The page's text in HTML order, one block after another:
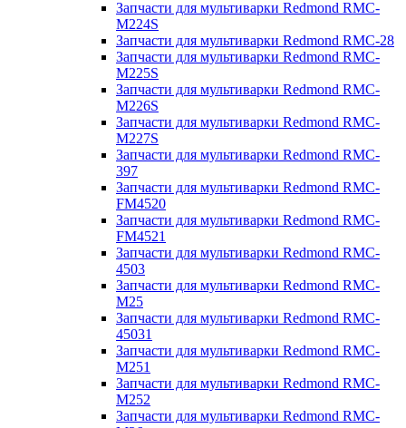
Запчасти для мультиварки Redmond RMC-
M224S
Запчасти для мультиварки Redmond RMC-28
Запчасти для мультиварки Redmond RMC-
M225S
Запчасти для мультиварки Redmond RMC-
M226S
Запчасти для мультиварки Redmond RMC-
M227S
Запчасти для мультиварки Redmond RMC-
397
Запчасти для мультиварки Redmond RMC-
FM4520
Запчасти для мультиварки Redmond RMC-
FM4521
Запчасти для мультиварки Redmond RMC-
4503
Запчасти для мультиварки Redmond RMC-
M25
Запчасти для мультиварки Redmond RMC-
45031
Запчасти для мультиварки Redmond RMC-
M251
Запчасти для мультиварки Redmond RMC-
M252
Запчасти для мультиварки Redmond RMC-